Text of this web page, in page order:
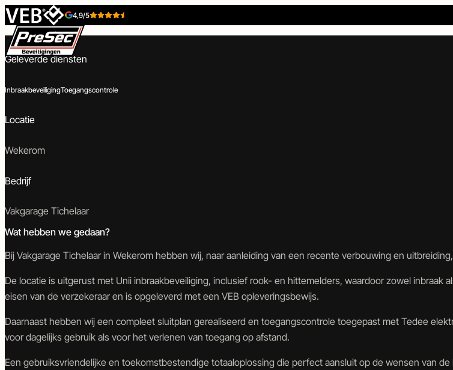
Skip to content 4,9/5
Beveiligingstechniek
Brandbeveiliging
Tijdelijke-
objectbeveiliging
Toegangstechniek
Poort-
deurautomatisering
Inbraakbeveiliging en toegangscontrole – Vakgarage Tichelaar te Wekerom
Geleverde diensten
InbraakbeveiligingToegangscontrole
Locatie
Wekerom
Bedrijf
Vakgarage Tichelaar
Wat hebben we gedaan?
Bij Vakgarage Tichelaar in Wekerom hebben wij, naar aanleiding van een recente verbouwing en
De locatie is uitgerust met Unii inbraakbeveiliging, inclusief rook- en hittemelders, waardoor zowel
eisen van de verzekeraar en is opgeleverd met een VEB opleveringsbewijs.
Daarnaast hebben wij een compleet sluitplan gerealiseerd en toegangscontrole toegepast met Tedee
voor dagelijks gebruik als voor het verlenen van toegang op afstand.
Een gebruiksvriendelijke en toekomstbestendige totaaloplossing die perfect aansluit op de wensen van